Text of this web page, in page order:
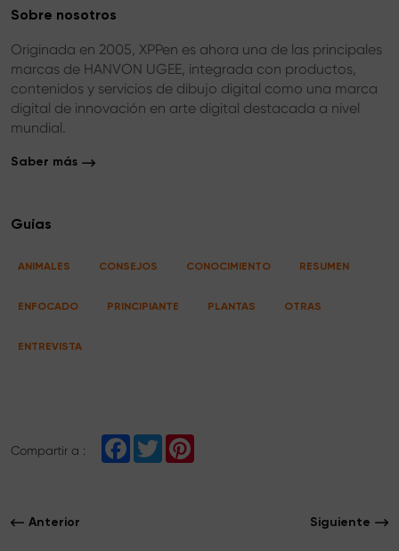
Sobre nosotros
Originada en 2005, XPPen es ahora una de las principales
marcas de HANVON UGEE, integrada con productos,
contenidos y servicios de dibujo digital como una marca
digital de innovación en arte digital destacada a nivel
mundial.
Saber más
Guías
ANIMALES CONSEJOS CONOCIMIENTO RESUMEN
ENFOCADO PRINCIPIANTE PLANTAS OTRAS
ENTREVISTA
Compartir a :
w
Anterior Siguiente